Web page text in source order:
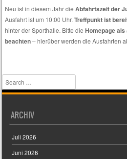
Themen
interessieren.
Neu ist in diesem Jahr dieAbfahrtszeit der
Ausfahrt ist um 10:00 Uhr.Treffpunkt ist
hinter der Sporthalle. Bitte dieHomepage
beachten– hierüber werden die Ausfahrten
Search
ARCHIV
Juli 2026
Juni 2026